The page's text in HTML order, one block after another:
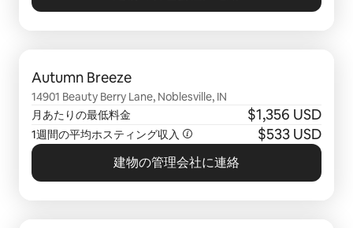
Autumn Breeze
14901 Beauty Berry Lane, Noblesville, IN
月あたりの最低料金
$1,356 USD
1週間の平均ホスティング収入 $533 USD
建物の管理会社に連絡